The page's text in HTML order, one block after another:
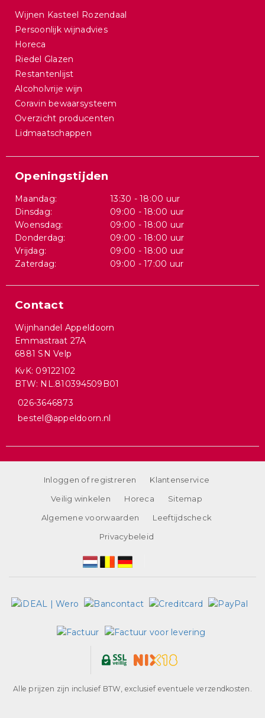
Wijnen Kasteel Rozendaal
Persoonlijk wijnadvies
Horeca
Riedel Glazen
Restantenlijst
Alcoholvrije wijn
Coravin bewaarsysteem
Overzicht producenten
Lidmaatschappen
Openingstijden
Maandag:
13:30 - 18:00 uur
Dinsdag:
09:00 - 18:00 uur
Woensdag:
09:00 - 18:00 uur
Donderdag:
09:00 - 18:00 uur
Vrijdag:
09:00 - 18:00 uur
Zaterdag:
09:00 - 17:00 uur
Contact
Wijnhandel Appeldoorn
Emmastraat 27A
6881 SN Velp
KvK: 09122102
BTW: NL.810394509B01
026-3646873
bestel@appeldoorn.nl
Inloggen of registreren
Klantenservice
Veilig winkelen
Horeca
Sitemap
Algemene voorwaarden
Leeftijdscheck
Privacybeleid
Alle prijzen zijn inclusief BTW, exclusief eventuele verzendkosten.